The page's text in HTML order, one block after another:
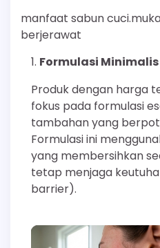
manfaat sabun
berjerawat
Formulasi
Produk dengan harga
fokus pada formulasi
tambahan yang
Formulasi ini
yang membersihkan
tetap menjaga
barrier).